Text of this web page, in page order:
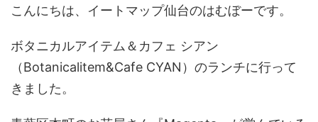
こんにちは、イートマップ仙台のはむぼーです。
ボタニカルアイテム＆カフェ シアン
（Botanicalitem&Cafe CYAN）のランチに行って
きました。